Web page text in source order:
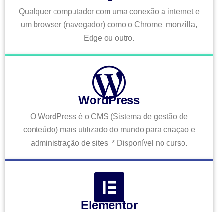
Qualquer computador com uma conexão à internet e
um browser (navegador) como o Chrome, monzilla,
Edge ou outro.
WordPress
O WordPress é o CMS (Sistema de gestão de
conteúdo) mais utilizado do mundo para criação e
administração de sites. * Disponível no curso.
Elementor